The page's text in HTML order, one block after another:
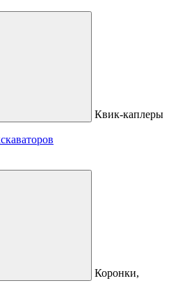
Квик-каплеры
Коронки,